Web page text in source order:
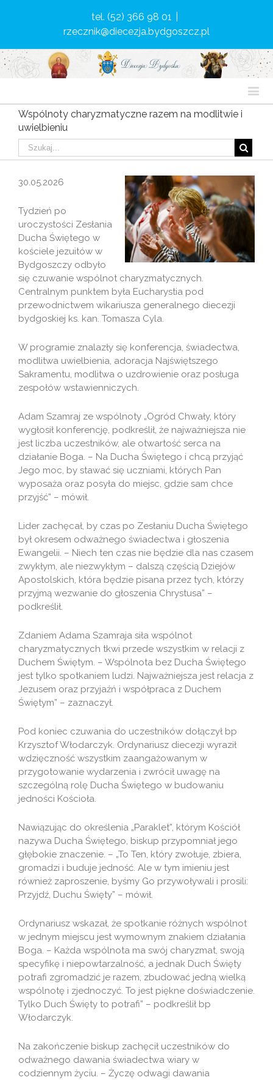
tel. (52) 366 98 01
rzecznik@diecezja.bydgoszcz.pl
Wspólnoty charyzmatyczne razem na modlitwie i
uwielbieniu
30.05.2026
Tydzień po
uroczystości Zesłania
Ducha Świętego w
kościele jezuitów w
Bydgoszczy odbyło
się czuwanie wspólnot charyzmatycznych.
Centralnym punktem była Eucharystia pod
przewodnictwem wikariusza generalnego diecezji
bydgoskiej ks. kan. Tomasza Cyla.
W programie znalazły się konferencja, świadectwa,
modlitwa uwielbienia, adoracja Najświętszego
Sakramentu, modlitwa o uzdrowienie oraz posługa
zespołów wstawienniczych.
Adam Szamraj ze wspólnoty „Ogród Chwały, który
wygłosił konferencję, podkreślił, że najważniejsza nie
jest liczba uczestników, ale otwartość serca na
działanie Boga. – Na Ducha Świętego i chcą przyjąć
Jego moc, by stawać się uczniami, których Pan
wyposaża oraz posyła do miejsc, gdzie sam chce
przyjść” – mówił.
Lider zachęcał, by czas po Zesłaniu Ducha Świętego
był okresem odważnego świadectwa i głoszenia
Ewangelii. – Niech ten czas nie będzie dla nas czasem
zwykłym, ale niezwykłym – dalszą częścią Dziejów
Apostolskich, która będzie pisana przez tych, którzy
przyjmą wezwanie do głoszenia Chrystusa” –
podkreślił.
Zdaniem Adama Szamraja siła wspólnot
charyzmatycznych tkwi przede wszystkim w relacji z
Duchem Świętym. – Wspólnota bez Ducha Świętego
jest tylko spotkaniem ludzi. Najważniejsza jest relacja z
Jezusem oraz przyjaźń i współpraca z Duchem
Świętym” – zaznaczył.
Pod koniec czuwania do uczestników dołączył bp
Krzysztof Włodarczyk. Ordynariusz diecezji wyraził
wdzięczność wszystkim zaangażowanym w
przygotowanie wydarzenia i zwrócił uwagę na
szczególną rolę Ducha Świętego w budowaniu
jedności Kościoła.
Nawiązując do określenia „Paraklet”, którym Kościół
nazywa Ducha Świętego, biskup przypomniał jego
głębokie znaczenie. – „To Ten, który zwołuje, zbiera,
gromadzi i buduje jedność. Ale w tym imieniu jest
również zaproszenie, byśmy Go przywoływali i prosili:
Przyjdź, Duchu Święty” – mówił.
Ordynariusz wskazał, że spotkanie różnych wspólnot
w jednym miejscu jest wymownym znakiem działania
Boga. – Każda wspólnota ma swój charyzmat, swoją
specyfikę i niepowtarzalność, a jednak Duch Święty
potrafi zgromadzić je razem, zbudować jedną wielką
wspólnotę i zjednoczyć. To jest piękne doświadczenie.
Tylko Duch Święty to potrafi” – podkreślił bp
Włodarczyk.
Na zakończenie biskup zachęcił uczestników do
odważnego dawania świadectwa wiary w
codziennym życiu. – Życzę odwagi dawania